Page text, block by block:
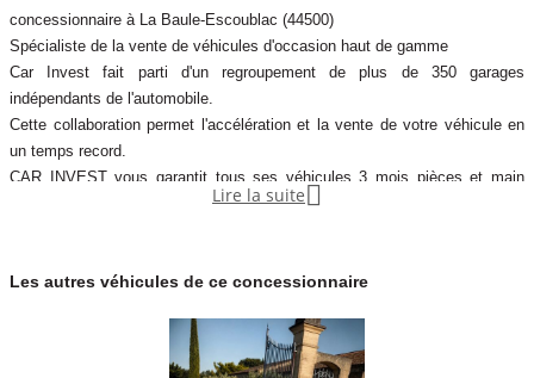
concessionnaire à La Baule-Escoublac (44500)
Spécialiste de la vente de véhicules d'occasion haut de gamme
Car Invest fait parti d'un regroupement de plus de 350 garages
indépendants de l'automobile.
Cette collaboration permet l'accélération et la vente de votre véhicule en
un temps record.
CAR INVEST vous garantit tous ses véhicules 3 mois pièces et main
d’œuvre avec possibilité d'extension de 6, à 12/mois (sur demande)
ACCÉLÉREZ VOTRE VITESSE DE VENTE !
DIFFUSION POUR V.O
Lire la suite 
Les autres véhicules de ce concessionnaire